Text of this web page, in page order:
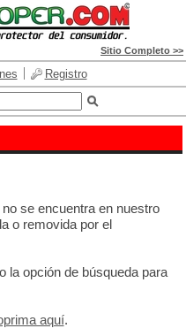
Sitio Completo >>
Registro
se encuentra en nuestro
o removida por el
la opción de búsqueda para
aquí.